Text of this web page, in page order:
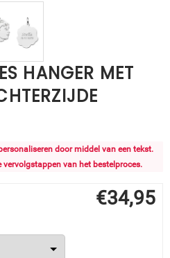
HANGER MET
door middel van een tekst.
vervolgstappen van het bestelproces.
€34,95